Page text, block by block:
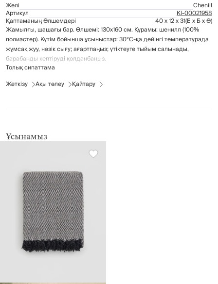
Желі
Chenill
Артикул Kl-00021958
Қаптаманың Өлшемдері 40 x 12 x 31(Е x Б x Ө)
Жамылғы, шашағы бар. Өлшемі: 130х160 см. Құрамы: шенилл (100%
полиэстер). Күтім бойынша ұсыныстар: 30°C-қа дейінгі температурада
жұмсақ жуу, нәзік сығу; ағартпаңыз; үтіктеуге тыйым салынады,
барабанды кептіруді қолданбаңыз.
Толық сипаттама
Жеткізу
Ақы төлеу Қайтару
Ұсынамыз